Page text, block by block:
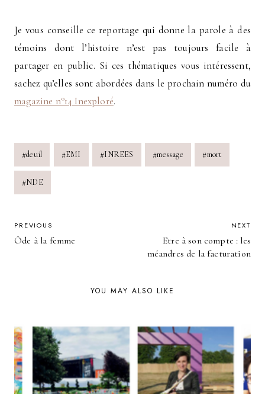
Je vous conseille ce reportage qui donne la parole à des
témoins dont l’histoire n’est pas toujours facile à
partager en public. Si ces thématiques vous intéressent,
sachez qu’elles sont abordées dans le prochain numéro du
magazine n°14 Inexploré.
Post
Tags:
#deuil #EMI #INREES #message #mort
#NDE
POST
PREVIOUS
Ôde à la femme
NEXT
Etre à son compte : les
méandres de la facturation
YOU MAY ALSO LIKE